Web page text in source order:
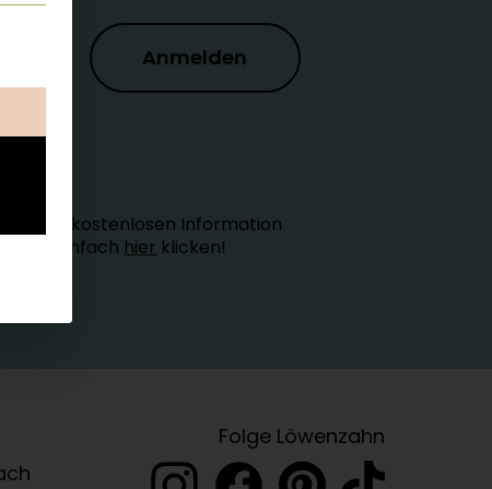
Anmelden
der kostenlosen Information
einfach hier klicken!
Folge Löwenzahn
erteilt werden kann. Die erste Service-Gruppe ist